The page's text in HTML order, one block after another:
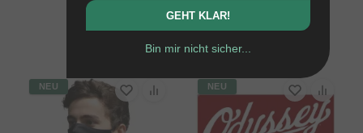
8.36EUR
NEU NEU
GEHT KLAR!
Bin mir nicht sicher...